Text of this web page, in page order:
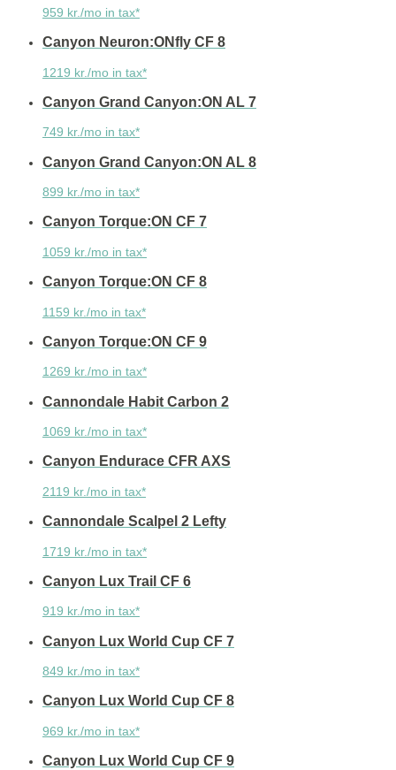
959 kr./mo in tax*
Canyon Neuron:ONfly CF 8
1219 kr./mo in tax*
Canyon Grand Canyon:ON AL 7
749 kr./mo in tax*
Canyon Grand Canyon:ON AL 8
899 kr./mo in tax*
Canyon Torque:ON CF 7
1059 kr./mo in tax*
Canyon Torque:ON CF 8
1159 kr./mo in tax*
Canyon Torque:ON CF 9
1269 kr./mo in tax*
Cannondale Habit Carbon 2
1069 kr./mo in tax*
Canyon Endurace CFR AXS
2119 kr./mo in tax*
Cannondale Scalpel 2 Lefty
1719 kr./mo in tax*
Canyon Lux Trail CF 6
919 kr./mo in tax*
Canyon Lux World Cup CF 7
849 kr./mo in tax*
Canyon Lux World Cup CF 8
969 kr./mo in tax*
Canyon Lux World Cup CF 9